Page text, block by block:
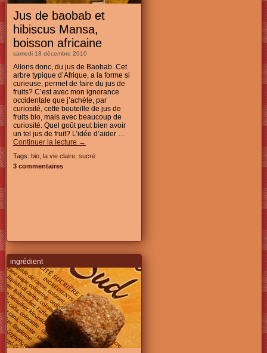
Jus de baobab et
hibiscus Mansa,
boisson africaine
samedi 18 décembre 2010
Allons donc, du jus de Baobab. Cet
arbre typique d’Afrique, a la forme si
curieuse, permet de faire du jus de
fruits? C’est avec mon ignorance
occidentale que j’achète, par
curiosité, cette bouteille de jus de
fruits bio, mais avec beaucoup de
curiosité. Quel goût peut bien avoir
un tel jus de fruit? L’idée d’aider …
Continuer la lecture →
Tags: bio, la vie claire, sucré
3 commentaires
ingrédient